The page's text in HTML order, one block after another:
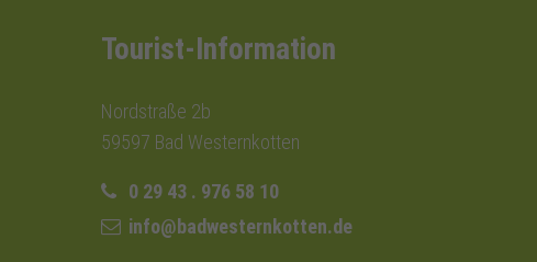
Tourist-Information
Nordstraße 2b
59597 Bad Westernkotten
0 29 43 . 976 58 10
info@badwesternkotten.de